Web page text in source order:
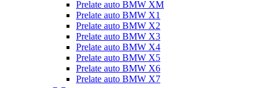
Prelate auto BMW XM
Prelate auto BMW X1
Prelate auto BMW X2
Prelate auto BMW X3
Prelate auto BMW X4
Prelate auto BMW X5
Prelate auto BMW X6
Prelate auto BMW X7